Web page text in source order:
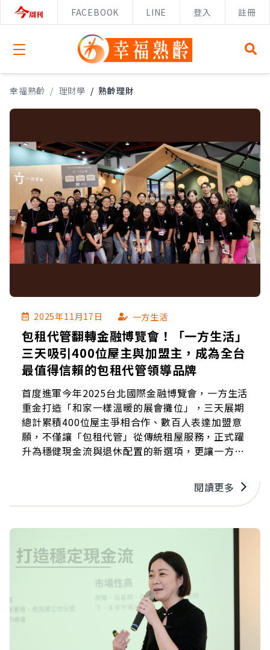
FACEBOOK LINE 登入 註冊
Open menu
幸福熟齡 / 理財學 / 熟齡理財
2025年11月17日 一方生活
包租代管翻轉金融博覽會！「一方生活」
三天吸引400位屋主與加盟主，成為全台
最值得信賴的包租代管領導品牌
首度進軍今年2025台北國際金融博覽會，一方生活
重金打造「和家一樣溫暖的展會攤位」，三天展期
總計累積400位屋主爭相合作、數百人表達加盟意
願，不僅讓「包租代管」從傳統租屋服務，正式躍
升為穩健現金流與退休配置的新選項，更讓一方生
閱讀更多